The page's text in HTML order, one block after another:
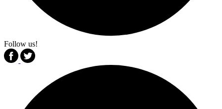
Follow us!